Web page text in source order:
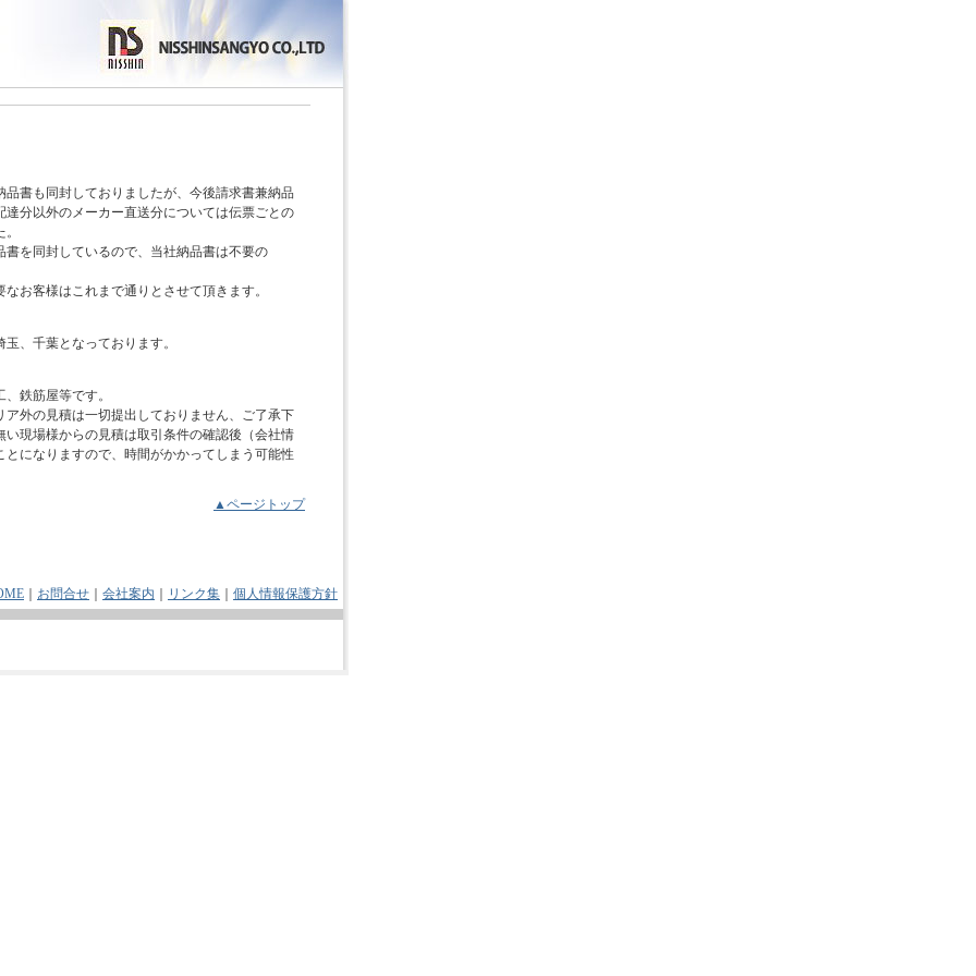
書も同封しておりましたが、今後請求書兼納品
分以外のメーカー直送分については伝票ごとの
を同封しているので、当社納品書は不要の
お客様はこれまで通りとさせて頂きます。
、千葉となっております。
鉄筋屋等です。
外の見積は一切提出しておりません、ご了承下
現場様からの見積は取引条件の確認後（会社情
になりますので、時間がかかってしまう可能性
▲ページトップ
お問合せ 会社案内 リンク集 個人情報保護方針